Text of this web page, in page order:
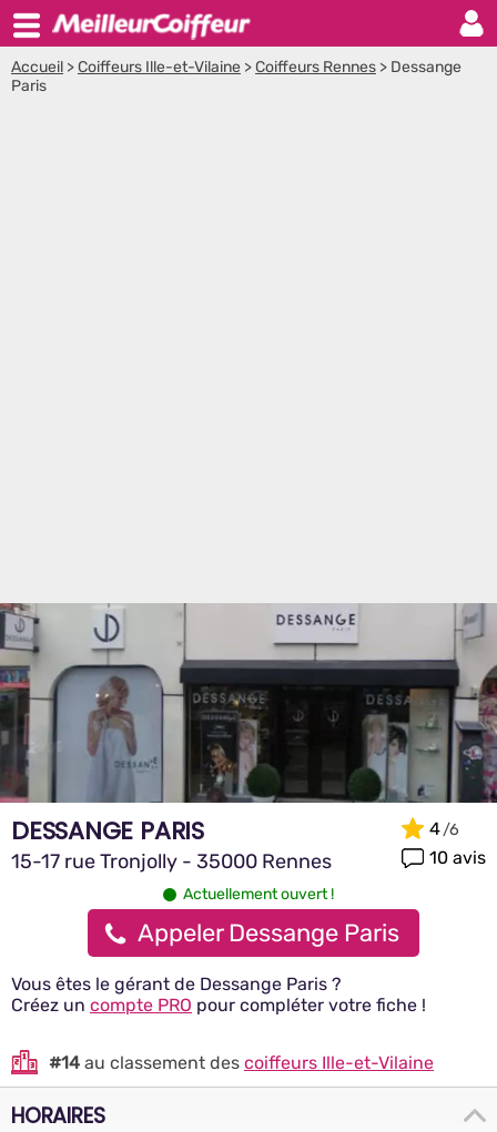
Accueil >Coiffeurs Ille-et-Vilaine >Coiffeurs Rennes > Dessange
Paris
DESSANGE PARIS
15-17 rue Tronjolly - 35000 Rennes
4
10 avis
Actuellement ouvert !
Appeler Dessange Paris
Vous êtes le gérant de Dessange Paris ?
Créez un compte PRO pour compléter votre fiche !
#14 au classement des coiffeurs Ille-et-Vilaine
HORAIRES